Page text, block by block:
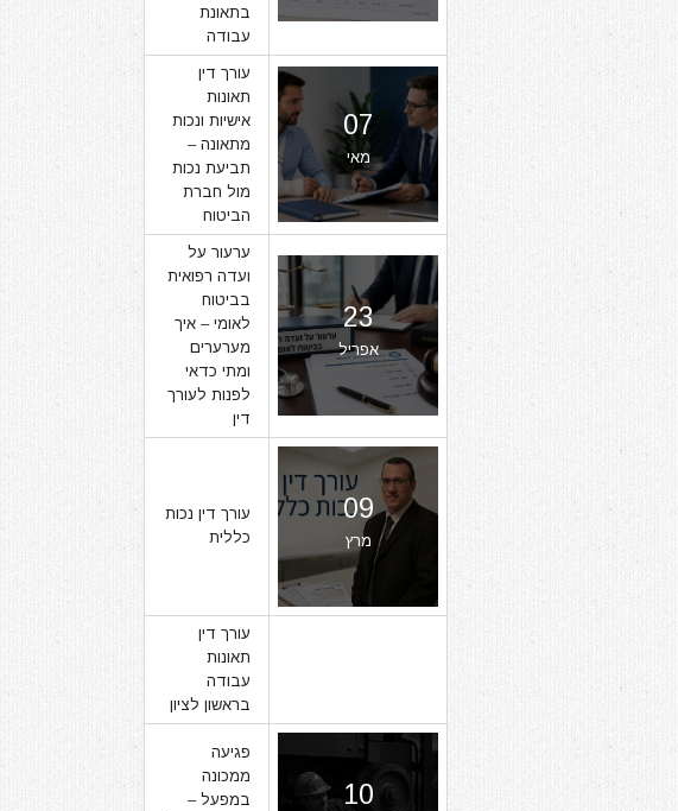
בתאונת
עבודה
07
מאי
עורך דין
תאונות
אישיות ונכות
מתאונה –
תביעת נכות
מול חברת
הביטוח
23
אפריל
ערעור על
ועדה רפואית
בביטוח
לאומי – איך
מערערים
ומתי כדאי
לפנות לעורך
דין
09
מרץ
עורך דין נכות
כללית
עורך דין
תאונות
עבודה
בראשון לציון
10
פגיעה
ממכונה
במפעל –